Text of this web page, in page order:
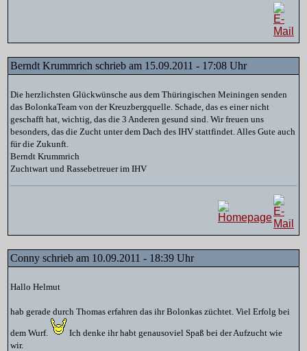
Berndt Krummrich schrieb am 15.09.2011 - 17:08 Uhr
Die herzlichsten Glückwünsche aus dem Thüringischen Meiningen senden
das BolonkaTeam von der Kreuzbergquelle. Schade, das es einer nicht
geschafft hat, wichtig, das die 3 Anderen gesund sind. Wir freuen uns
besonders, das die Zucht unter dem Dach des IHV stattfindet. Alles Gute auch
für die Zukunft.
Berndt Krummrich
Zuchtwart und Rassebetreuer im IHV
Conny schrieb am 10.09.2011 - 18:39 Uhr
Hallo Helmut
hab gerade durch Thomas erfahren das ihr Bolonkas züchtet. Viel Erfolg bei
dem Wurf.
Ich denke ihr habt genausoviel Spaß bei der Aufzucht wie
wir.